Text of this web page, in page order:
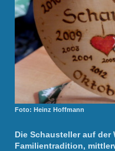
Foto: Heinz Hoffmann
Die Schausteller auf der
Familientradition,